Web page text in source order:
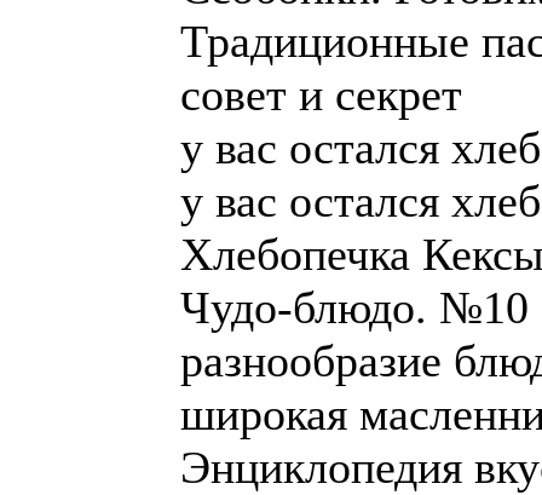
Традиционные
совет и секрет
у вас остался хлеб
у вас остался
Хлебопечка
Чудо-блюдо. №10
разнообразие
широкая
Энциклопедия